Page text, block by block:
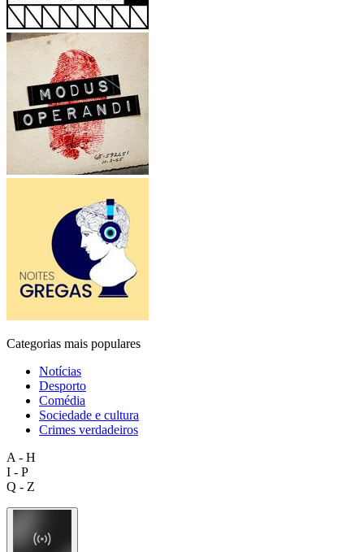
Categorias mais populares
Notícias
Desporto
Comédia
Sociedade e cultura
Crimes verdadeiros
A - H
I - P
Q - Z